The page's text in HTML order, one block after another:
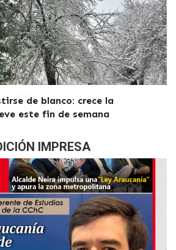
de blanco: crece la
este fin de semana
IMPRESA